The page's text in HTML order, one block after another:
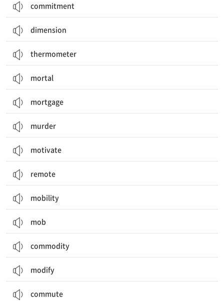
commitment
dimension
thermometer
mortal
mortgage
murder
motivate
remote
mobility
mob
commodity
modify
commute